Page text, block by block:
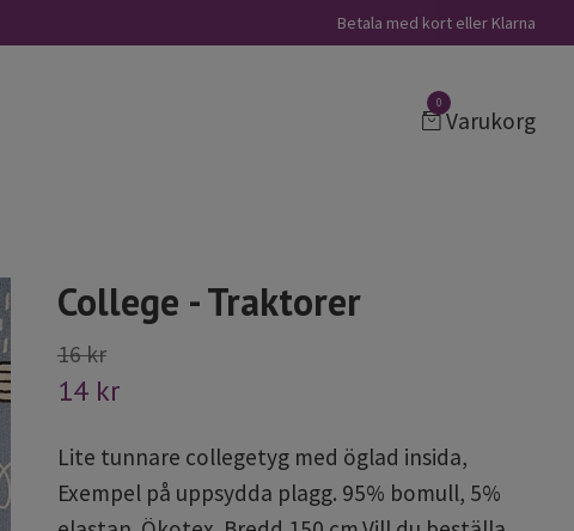
Betala med kort eller Klarna
0
Varukorg
College - Traktorer
16 kr
14 kr
Lite tunnare collegetyg med öglad insida,
Exempel på uppsydda plagg. 95% bomull, 5%